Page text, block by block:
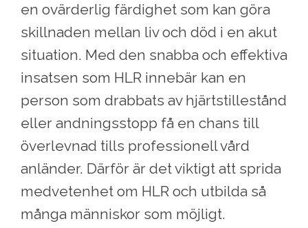
en ovärderlig färdighet som kan göra
skillnaden mellan liv och död i en akut
situation. Med den snabba och effektiva
insatsen som HLR innebär kan en
person som drabbats av hjärtstillestånd
eller andningsstopp få en chans till
överlevnad tills professionell vård
anländer. Därför är det viktigt att sprida
medvetenhet om HLR och utbilda så
många människor som möjligt.